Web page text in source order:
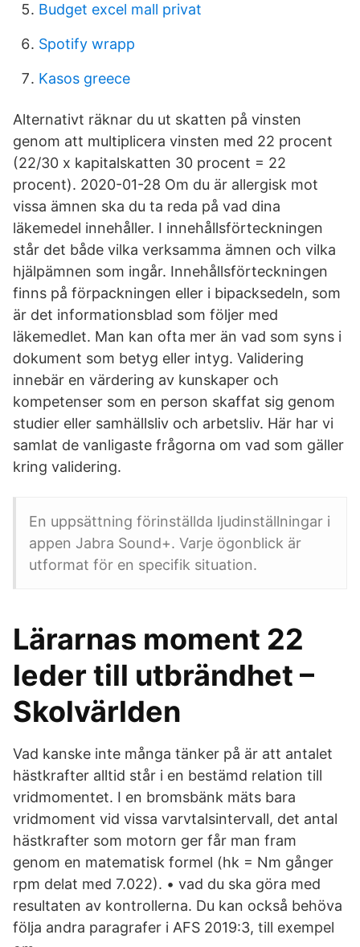
Budget excel mall privat
Spotify wrapp
Kasos greece
Alternativt räknar du ut skatten på vinsten
genom att multiplicera vinsten med 22 procent
(22/30 x kapitalskatten 30 procent = 22
procent). 2020-01-28 Om du är allergisk mot
vissa ämnen ska du ta reda på vad dina
läkemedel innehåller. I innehållsförteckningen
står det både vilka verksamma ämnen och vilka
hjälpämnen som ingår. Innehållsförteckningen
finns på förpackningen eller i bipacksedeln, som
är det informationsblad som följer med
läkemedlet. Man kan ofta mer än vad som syns i
dokument som betyg eller intyg. Validering
innebär en värdering av kunskaper och
kompetenser som en person skaffat sig genom
studier eller samhällsliv och arbetsliv. Här har vi
samlat de vanligaste frågorna om vad som gäller
kring validering.
En uppsättning förinställda ljudinställningar i
appen Jabra Sound+. Varje ögonblick är
utformat för en specifik situation.
Lärarnas moment 22
leder till utbrändhet –
Skolvärlden
Vad kanske inte många tänker på är att antalet
hästkrafter alltid står i en bestämd relation till
vridmomentet. I en bromsbänk mäts bara
vridmoment vid vissa varvtalsintervall, det antal
hästkrafter som motorn ger får man fram
genom en matematisk formel (hk = Nm gånger
rpm delat med 7.022). • vad du ska göra med
resultaten av kontrollerna. Du kan också behöva
följa andra paragrafer i AFS 2019:3, till exempel